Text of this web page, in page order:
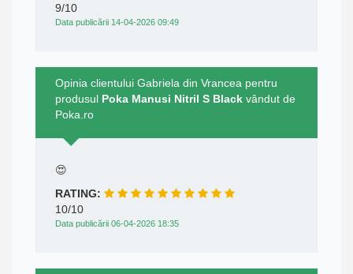
9/10
Data publicării 14-04-2026 09:49
Opinia clientului Gabriela din Vrancea pentru
produsul Poka Manusi Nitril S Black vândut de
Poka.ro
😍
RATING:
10/10
Data publicării 06-04-2026 18:35